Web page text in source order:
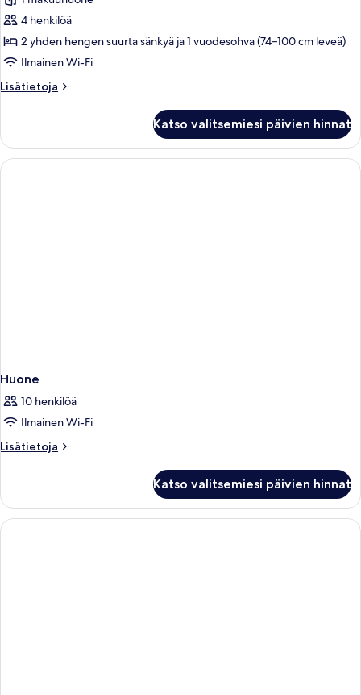
parveke,
osittainen
merinäköala
Bed)
4 henkilöä
2 yhden hengen suurta sänkyä ja 1 vuodesohva (74–100 cm leveä)
Ilmainen Wi-Fi
Lisätietoja
Lisätietoja
huone,
parveke,
osittainen
Katso valitsemiesi päivien hinnat
Huone
10 henkilöä
Ilmainen Wi-Fi
Lisätietoja
Lisätietoja
Katso valitsemiesi päivien hinnat